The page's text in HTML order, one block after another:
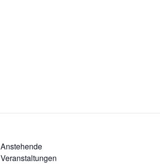
Anstehende
Veranstaltungen